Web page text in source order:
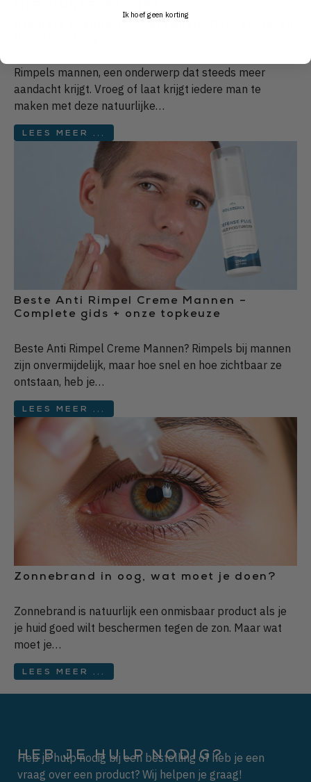
Rimpels mannen, een onderwerp dat steeds meer
aandacht krijgt. Vroeg of laat krijgt iedere man te
maken met deze natuurlijke…
LEES MEER ...
Beste Anti Rimpel Creme Mannen –
Complete gids + onze topkeuze
Beste Anti Rimpel Creme Mannen? Rimpels bij mannen
zijn onvermijdelijk, maar hoe snel en hoe zichtbaar ze
ontstaan, heb je…
LEES MEER ...
Zonnebrand in oog, wat moet je doen?
Zonnebrand is natuurlijk een onmisbaar product als je
je huid goed wilt beschermen tegen de zon. Maar wat
moet je…
LEES MEER ...
HEB JE HULP NODIG?
Heb je hulp nodig bij een bestelling of heb je een
vraag over een product? Wij helpen je graag!
Ik hoef geen korting